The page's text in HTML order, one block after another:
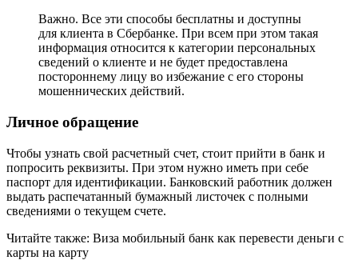
Важно. Все эти способы бесплатны и доступны
для клиента в Сбербанке. При всем при этом такая
информация относится к категории персональных
сведений о клиенте и не будет предоставлена
постороннему лицу во избежание с его стороны
мошеннических действий.
Личное обращение
Чтобы узнать свой расчетный счет, стоит прийти в банк и
попросить реквизиты. При этом нужно иметь при себе
паспорт для идентификации. Банковский работник должен
выдать распечатанный бумажный листочек с полными
сведениями о текущем счете.
Читайте также: Виза мобильный банк как перевести деньги с
карты на карту